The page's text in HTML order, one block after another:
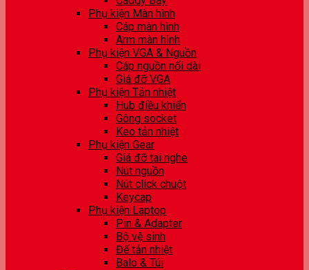
Phụ kiện Màn hình
Cáp màn hình
Arm màn hình
Phụ kiện VGA & Nguồn
Cáp nguồn nối dài
Giá đỡ VGA
Phụ kiện Tản nhiệt
Hub điều khiển
Gông socket
Keo tản nhiệt
Phụ kiện Gear
Giá đỡ tai nghe
Nút nguồn
Nút click chuột
Keycap
Phụ kiện Laptop
Pin & Adapter
Bộ vệ sinh
Đế tản nhiệt
Balo & Túi